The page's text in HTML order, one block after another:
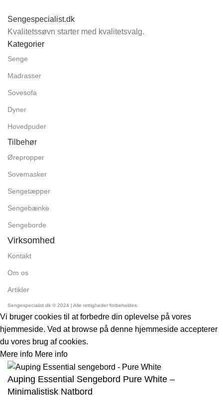
Sengespecialist.dk
Kvalitetssøvn starter med kvalitetsvalg.
Kategorier
Senge
Madrasser
Sovesofa
Dyner
Hovedpuder
Tilbehør
Ørepropper
Sovemasker
Sengetæpper
Sengebænke
Sengeborde
Virksomhed
Kontakt
Om os
Artikler
Sengespecialist.dk © 2024 | Alle rettigheder forbeholdes.
Vi bruger cookies til at forbedre din oplevelse på vores
hjemmeside. Ved at browse på denne hjemmeside accepterer
du vores brug af cookies.
Mere info Mere info
Auping Essential Sengebord Pure White –
Minimalistisk Natbord